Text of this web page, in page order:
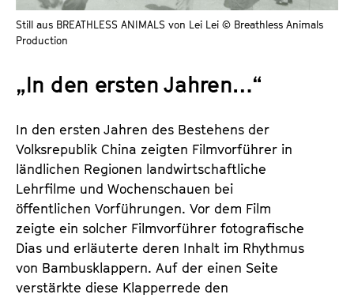
t
i
t
t
.
V
.
Still aus BREATHLESS ANIMALS von Lei Lei © Breathless Animals
Production
„In den ersten Jahren…“
In den ersten Jahren des Bestehens der
Volksrepublik China zeigten Filmvorführer in
ländlichen Regionen landwirtschaftliche
Lehrfilme und Wochenschauen bei
öffentlichen Vorführungen. Vor dem Film
zeigte ein solcher Filmvorführer fotografische
Dias und erläuterte deren Inhalt im Rhythmus
von Bambusklappern. Auf der einen Seite
verstärkte diese Klapperrede den